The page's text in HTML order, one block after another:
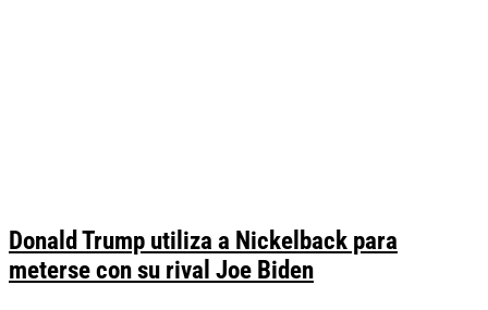
Donald Trump utiliza a Nickelback para
meterse con su rival Joe Biden